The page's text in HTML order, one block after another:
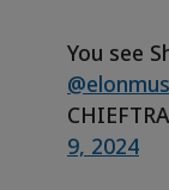
You see
9, 2024